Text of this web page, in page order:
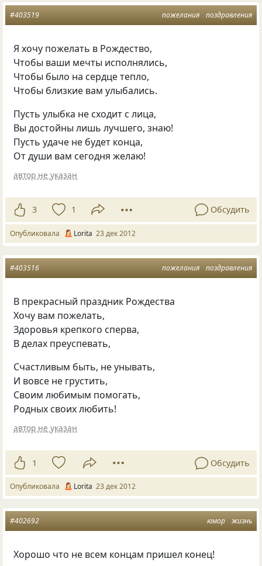
пожелания поздравления
#403519
Я хочу пожелать в Рождество,
Чтобы ваши мечты исполнялись,
Чтобы было на сердце тепло,
Чтобы близкие вам улыбались.
Пусть улыбка не сходит с лица,
Вы достойны лишь лучшего, знаю!
Пусть удаче не будет конца,
От души вам сегодня желаю!
автор не указан
3 1 Обсудить
Опубликовала Lorita 23 дек 2012
пожелания поздравления
#403516
В прекрасный праздник Рождества
Хочу вам пожелать,
Здоровья крепкого сперва,
В делах преуспевать,
Счастливым быть, не унывать,
И вовсе не грустить,
Своим любимым помогать,
Родных своих любить!
автор не указан
1 Обсудить
Опубликовала Lorita 23 дек 2012
юмор жизнь
#402692
Хорошо что не всем концам пришел конец!